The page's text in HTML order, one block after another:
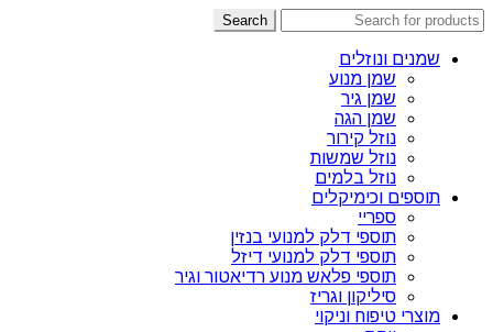
Search
שמנים ונוזלים
שמן מנוע
שמן גיר
שמן הגה
נוזל קירור
נוזל שמשות
נוזל בלמים
תוספים וכימיקלים
ספריי
תוספי דלק למנועי בנזין
תוספי דלק למנועי דיזל
תוספי פלאש מנוע רדיאטור וגיר
סיליקון וגריז
מוצרי טיפוח וניקוי